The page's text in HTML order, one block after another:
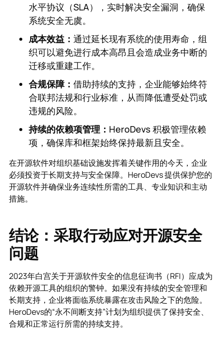
水平协议（SLA），实时解决安全漏洞，确保
系统安全无虞。
成本效益： 通过延长现有系统的使用寿命，组
织可以避免进行成本高昂且会造成业务中断的
迁移或重建工作。
合规保障： 借助持续的支持，企业能够始终符
合联邦法规和行业标准，从而降低遭受处罚或
违规的风险。
持续的依赖项管理： HeroDevs 积极管理依赖
项，确保库和框架始终保持最新且安全。
在开源软件对组织基础设施发挥着关键作用的今天，企业
必须投资于长期支持与安全保障。HeroDevs 提供保护您的
开源软件并确保业务连续性所需的工具、专业知识和主动
措施。
结论：采取行动应对开源安全
问题
2023年白宫关于开源软件安全的信息征询书（RFI）应成为
依赖开源工具的组织的警钟。如果没有持续的安全管理和
长期支持，企业将面临系统暴露在攻击风险之下的危险。
HeroDevs的“永不间断支持”计划为组织提供了保持安全、
合规和正常运行所需的持续支持。